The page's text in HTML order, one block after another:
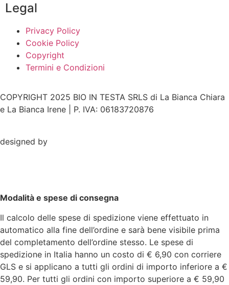
Legal
Privacy Policy
Cookie Policy
Copyright
Termini e Condizioni
COPYRIGHT 2025 BIO IN TESTA SRLS di La Bianca Chiara
e La Bianca Irene | P. IVA: 06183720876
designed by
Modalità e spese di consegna
Il calcolo delle spese di spedizione viene effettuato in
automatico alla fine dell’ordine e sarà bene visibile prima
del completamento dell’ordine stesso. Le spese di
spedizione in Italia hanno un costo di € 6,90 con corriere
GLS e si applicano a tutti gli ordini di importo inferiore a €
59,90. Per tutti gli ordini con importo superiore a € 59,90